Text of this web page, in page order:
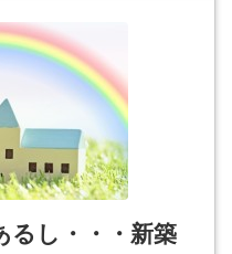
るし・・・新築